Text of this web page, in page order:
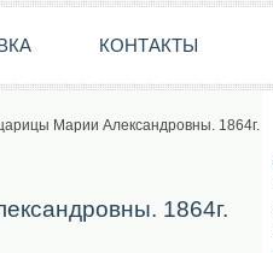
КОНТАКТЫ
Марии Александровны. 1864г.
1864г.